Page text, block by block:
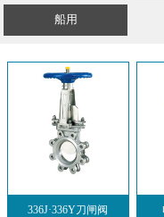
船用
336J·336Y刀闸阀